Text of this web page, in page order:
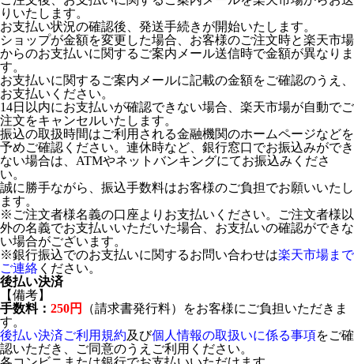
りいたします。
お支払い状況の確認後、発送手続きが開始いたします。
ショップが金額を変更した場合、お客様のご注文時と楽天市場
からのお支払いに関するご案内メール送信時で金額が異なりま
す。
お支払いに関するご案内メールに記載の金額をご確認のうえ、
お支払いください。
14日以内にお支払いが確認できない場合、楽天市場が自動でご
注文をキャンセルいたします。
振込の取扱時間はご利用される金融機関のホームページなどを
予めご確認ください。連休時など、銀行窓口でお振込みができ
ない場合は、ATMやネットバンキングにてお振込みくださ
い。
誠に勝手ながら、振込手数料はお客様のご負担でお願いいたし
ます。
※ご注文者様名義の口座よりお支払いください。ご注文者様以
外の名義でお支払いいただいた場合、お支払いの確認ができな
い場合がございます。
※銀行振込でのお支払いに関するお問い合わせは楽天市場まで
ご連絡 ください。
後払い決済
【備考】
手数料： 250円
（請求書発行料）をお客様にご負担いただきま
す。
後払い決済ご利用規約及び個人情報の取扱いに係る事項をご確
認いただき、ご同意のうえご利用ください。